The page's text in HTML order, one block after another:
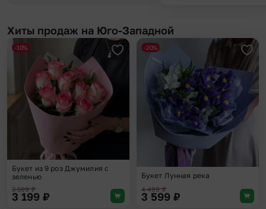
Хиты продаж на Юго-Западной
Добавить в избранное
-10%
Букет из 9 роз Джумилия с
зеленью
3 599₽
3 199 ₽
-20%
Букет Лунная река
4 499₽
3 599 ₽